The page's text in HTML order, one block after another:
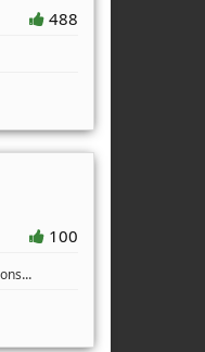
488
100
...